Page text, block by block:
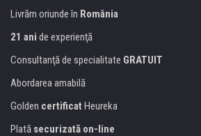
Livrăm oriunde în România
21 ani de experienţă
Consultanţă de specialitate GRATUIT
Abordarea amabilă
Golden certificat Heureka
Plată securizată on-line